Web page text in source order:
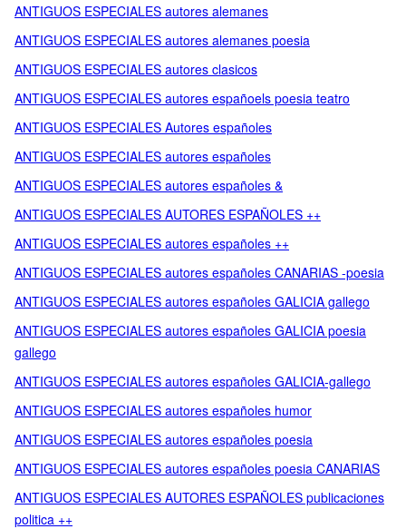
ANTIGUOS ESPECIALES autores alemanes
ANTIGUOS ESPECIALES autores alemanes poesia
ANTIGUOS ESPECIALES autores clasicos
ANTIGUOS ESPECIALES autores españoels poesia teatro
ANTIGUOS ESPECIALES Autores españoles
ANTIGUOS ESPECIALES autores españoles
ANTIGUOS ESPECIALES autores españoles &
ANTIGUOS ESPECIALES AUTORES ESPAÑOLES ++
ANTIGUOS ESPECIALES autores españoles ++
ANTIGUOS ESPECIALES autores españoles CANARIAS -poesia
ANTIGUOS ESPECIALES autores españoles GALICIA gallego
ANTIGUOS ESPECIALES autores españoles GALICIA poesia
gallego
ANTIGUOS ESPECIALES autores españoles GALICIA-gallego
ANTIGUOS ESPECIALES autores españoles humor
ANTIGUOS ESPECIALES autores españoles poesia
ANTIGUOS ESPECIALES autores españoles poesia CANARIAS
ANTIGUOS ESPECIALES AUTORES ESPAÑOLES publicaciones
politica ++